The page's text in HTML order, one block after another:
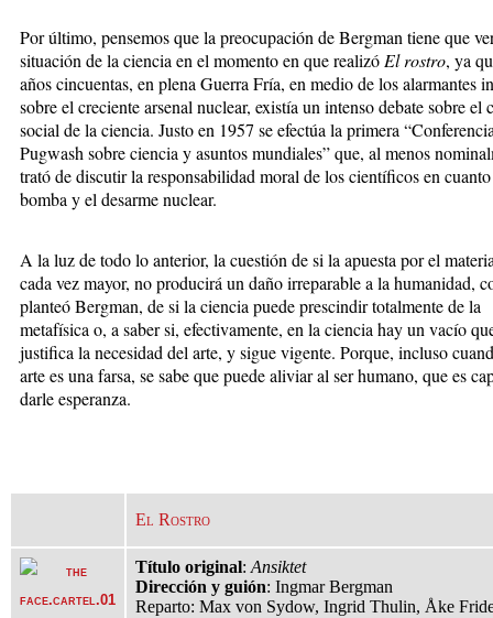
Por último, pensemos que la preocupación de Bergman tiene que
situación de la ciencia en el momento en que realizó El rostro, ya
años cincuentas, en plena Guerra Fría, en medio de los alarmantes
sobre el creciente arsenal nuclear, existía un intenso debate sobre el
social de la ciencia. Justo en 1957 se efectúa la primera
Pugwash sobre ciencia y asuntos mundiales” que, al menos
trató de discutir la responsabilidad moral de los científicos en
bomba y el desarme nuclear.
A la luz de todo lo anterior, la cuestión de si la apuesta por el
cada vez mayor, no producirá un daño irreparable a la humanidad,
planteó Bergman, de si la ciencia puede prescindir totalmente de la
metafísica o, a saber si, efectivamente, en la ciencia hay un vacío
justifica la necesidad del arte, y sigue vigente. Porque, incluso
arte es una farsa, se sabe que puede aliviar al ser humano, que es
darle esperanza.
El Rostro
Título original: Ansiktet
Dirección y guión: Ingmar Bergman
Reparto: Max von Sydow, Ingrid Thulin, Åke